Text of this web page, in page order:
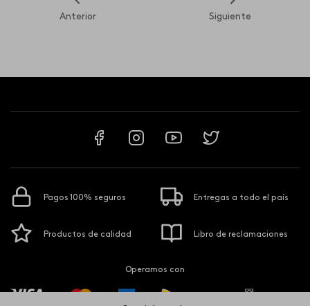
Anterior Siguiente
Pagos 100% seguros Entregas a todo el país
Productos de calidad Libro de reclamaciones
Operamos con